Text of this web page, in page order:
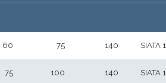
60 75 140 SIATA
75 100 140 SIATA